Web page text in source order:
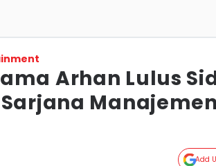
Arhan Lulus
Add